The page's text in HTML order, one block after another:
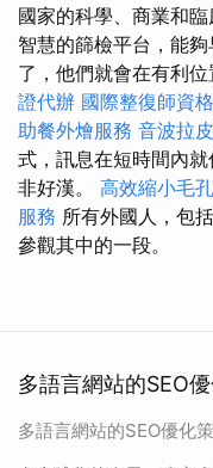
國家的科學、商業和
智慧的篩檢平台，能
了，他們就會在有利
證代辦 國際整復師資
助餐外燴服務 音波拉
式，訊息在短時間內
非好漢。 高效縮小毛
服務 所有外國人，包
參觀其中的一段。
多語言網站的SEO
多語言網站的SEO優化